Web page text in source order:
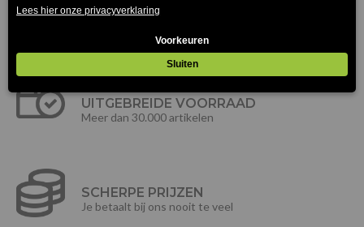
SNELLE VERZENDING
UITGEBREIDE VOORRAAD
Meer dan 30.000 artikelen
SCHERPE PRIJZEN
Je betaalt bij ons nooit te veel